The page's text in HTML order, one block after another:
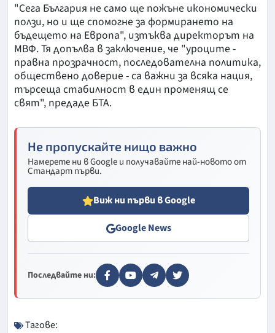
"Сега България не само ще пожъне икономически
ползи, но и ще спомогне за формирането на
бъдещето на Европа", изтъква директорът на
МВФ. Тя допълва в заключение, че "уроците -
правна прозрачност, последователна политика,
обществено доверие - са важни за всяка нация,
търсеща стабилност в един променящ се
свят", предаде БТА.
Не пропускайте нищо важно
Намерете ни в Google и получавайте най-новото от
Стандарт първи.
Виж ни първи в Google
Google News
Последвайте ни:
Тагове: